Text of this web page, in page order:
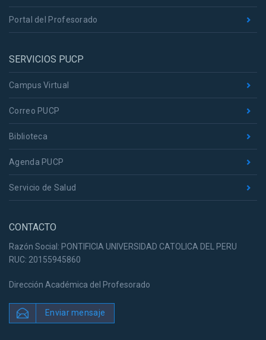
Portal del Profesorado
SERVICIOS PUCP
Campus Virtual
Correo PUCP
Biblioteca
Agenda PUCP
Servicio de Salud
CONTACTO
Razón Social: PONTIFICIA UNIVERSIDAD CATOLICA DEL PERU
RUC: 20155945860
Dirección Académica del Profesorado
Enviar mensaje